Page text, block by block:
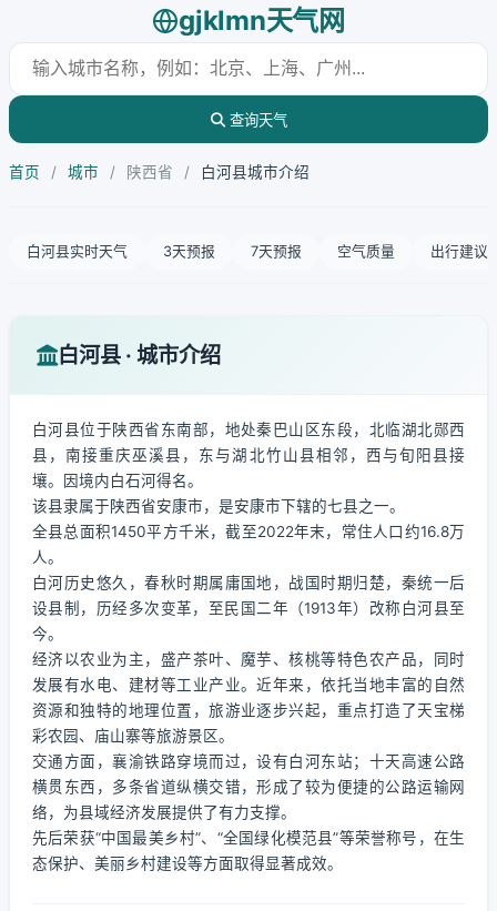
gjklmn天气网
查询天气
首页 / 城市 / 陕西省 / 白河县城市介绍
白河县实时天气 3天预报 7天预报 空气质量 出行建议
白河县 · 城市介绍
白河县位于陕西省东南部，地处秦巴山区东段，北临湖北郧西
县，南接重庆巫溪县，东与湖北竹山县相邻，西与旬阳县接
壤。因境内白石河得名。
该县隶属于陕西省安康市，是安康市下辖的七县之一。
全县总面积1450平方千米，截至2022年末，常住人口约16.8万
人。
白河历史悠久，春秋时期属庸国地，战国时期归楚，秦统一后
设县制，历经多次变革，至民国二年（1913年）改称白河县至
今。
经济以农业为主，盛产茶叶、魔芋、核桃等特色农产品，同时
发展有水电、建材等工业产业。近年来，依托当地丰富的自然
资源和独特的地理位置，旅游业逐步兴起，重点打造了天宝梯
彩农园、庙山寨等旅游景区。
交通方面，襄渝铁路穿境而过，设有白河东站；十天高速公路
横贯东西，多条省道纵横交错，形成了较为便捷的公路运输网
络，为县域经济发展提供了有力支撑。
先后荣获“中国最美乡村”、“全国绿化模范县”等荣誉称号，在生
态保护、美丽乡村建设等方面取得显著成效。